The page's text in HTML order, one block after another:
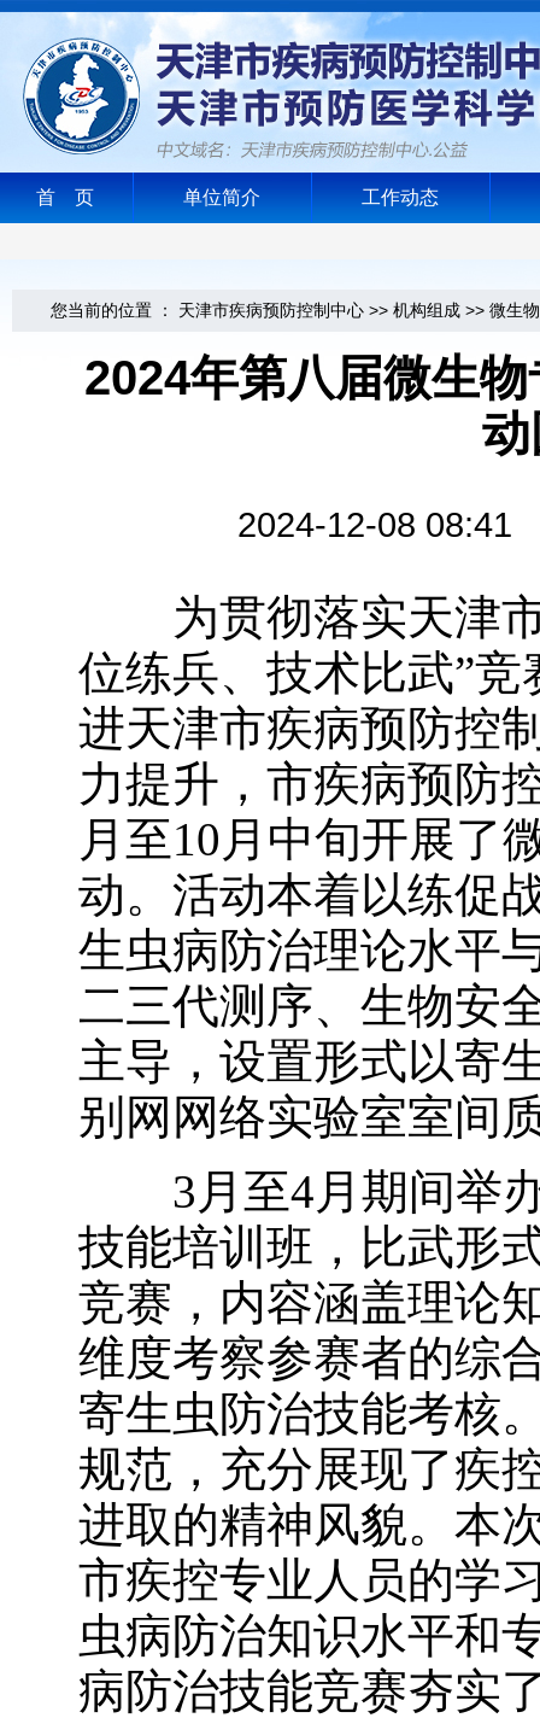
首 页 单位简介 工作动态
您当前的位置 ： 天津市疾病预防控制中心 >> 机构组成 >> 微生
2024年第八届微生
2024-12-08
为贯彻落实天津市
位练兵、技术比武”
进天津市疾病预防控
力提升，市疾病预防
月至10月中旬开展了
动。活动本着以练促
生虫病防治理论水平
二三代测序、生物安
主导，设置形式以寄
别网网络实验室室间
3月至4月期间举办
技能培训班，比武形
竞赛，内容涵盖理论
维度考察参赛者的综
寄生虫防治技能考核
规范，充分展现了疾
进取的精神风貌。本
市疾控专业人员的学
虫病防治知识水平和
病防治技能竞赛夯实